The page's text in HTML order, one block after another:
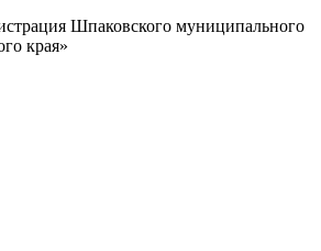
Шпаковского муниципального
края»